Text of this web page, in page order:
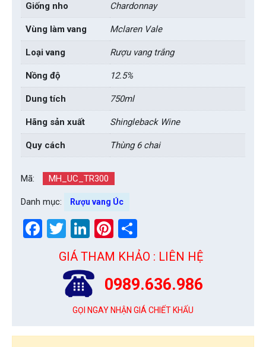
Giống nho Chardonnay
Vùng làm vang Mclaren Vale
Loại vang Rượu vang trắng
Nồng độ 12.5%
Dung tích 750ml
Hãng sản xuất Shingleback Wine
Quy cách Thùng 6 chai
Mã: MH_UC_TR300
Danh mục: Rượu vang Úc
Facebook
Twitter
LinkedIn
Pinterest
GIÁ THAM KHẢO : LIÊN HỆ
0989.636.986
GỌI NGAY NHẬN GIÁ CHIẾT KHẤU